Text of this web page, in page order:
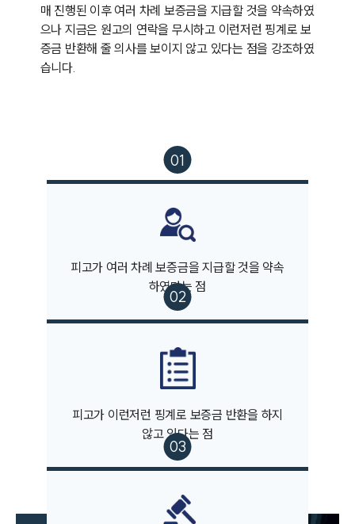
그룹소개
그룹소개
대륜의 강점
오시는 길
글로벌 파트너 로펌
고객의 소리
통합검색
AI대륜
업무사례
매 진행된 이후 여러 차례 보증금을 지급할 것을 약속하였
으나 지금은 원고의 연락을 무시하고 이런저런 핑계로 보
증금 반환해 줄 의사를 보이지 않고 있다는 점을 강조하였
피고가 여러 차례 보증금을 지급할 것을 약속
하였다는 점
피고가 이런저런 핑계로 보증금 반환을 하지
않고 있다는 점